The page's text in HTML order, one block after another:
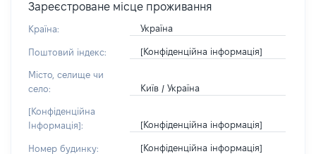
Зареєстроване місце проживання
Країна: Україна
Поштовий індекс: [Конфіденційна інформація]
Місто, селище чи
село:
Київ / Україна
[Конфіденційна
Інформація]:
[Конфіденційна інформація]
Номер будинку: [Конфіденційна інформація]